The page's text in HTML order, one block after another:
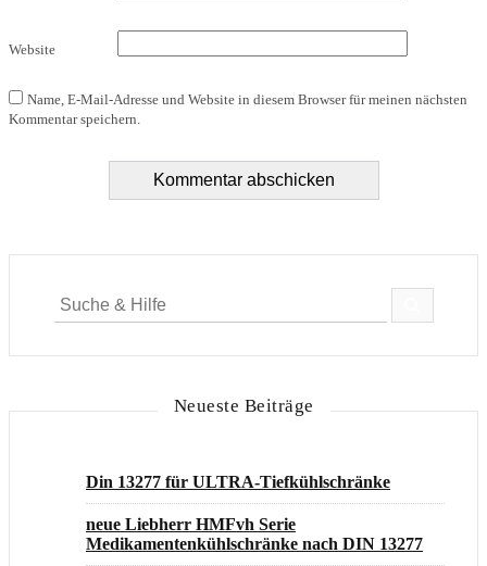
Website
Name, E-Mail-Adresse und Website in diesem Browser für meinen nächsten
Kommentar speichern.
Suche
für:
Neueste Beiträge
Din 13277 für ULTRA-Tiefkühlschränke
neue Liebherr HMFvh Serie
Medikamentenkühlschränke nach DIN 13277